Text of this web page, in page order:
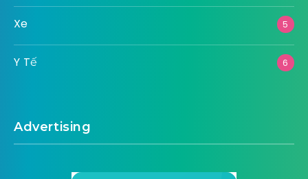
Xe 5
Y Tế 6
Advertising